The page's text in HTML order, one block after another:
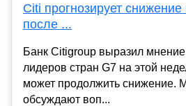
Citi прогнозирует
после ...
Банк Citigroup выразил
лидеров стран G7 на этой
может продолжить снижение.
обсуждают воп...